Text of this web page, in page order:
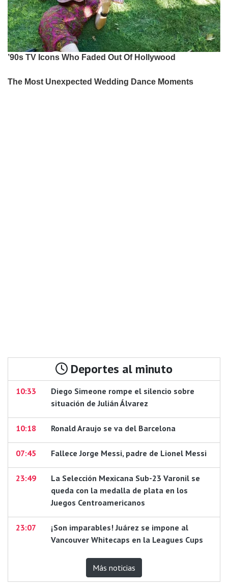
Deportes al minuto
10:33
Diego Simeone rompe el silencio sobre
situación de Julián Álvarez
10:18 Ronald Araujo se va del Barcelona
07:45 Fallece Jorge Messi, padre de Lionel Messi
23:49
La Selección Mexicana Sub-23 Varonil se
queda con la medalla de plata en los
Juegos Centroamericanos
23:07
¡Son imparables! Juárez se impone al
Vancouver Whitecaps en la Leagues Cups
Más noticias